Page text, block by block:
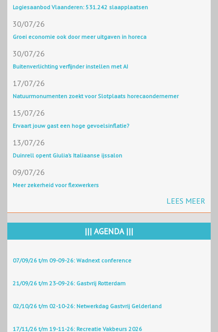
Logiesaanbod Vlaanderen: 531.242 slaapplaatsen
30/07/26
Groei economie ook door meer uitgaven in horeca
30/07/26
Buitenverlichting verfijnder instellen met AI
17/07/26
Natuurmonumenten zoekt voor Slotplaats horecaondernemer
15/07/26
Ervaart jouw gast een hoge gevoelsinflatie?
13/07/26
Duinrell opent Giulia’s Italiaanse ijssalon
09/07/26
Meer zekerheid voor flexwerkers
LEES MEER
||| AGENDA |||
07/09/26 t/m 09-09-26: Wadnext conference
21/09/26 t/m 23-09-26: Gastvrij Rotterdam
02/10/26 t/m 02-10-26: Netwerkdag Gastvrij Gelderland
17/11/26 t/m 19-11-26: Recreatie Vakbeurs 2026